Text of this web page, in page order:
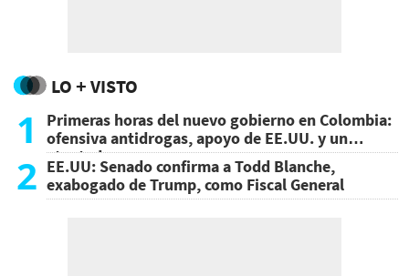
LO + VISTO
1
Primeras horas del nuevo gobierno en Colombia:
ofensiva antidrogas, apoyo de EE.UU. y un
atentado
2 EE.UU: Senado confirma a Todd Blanche,
exabogado de Trump, como Fiscal General